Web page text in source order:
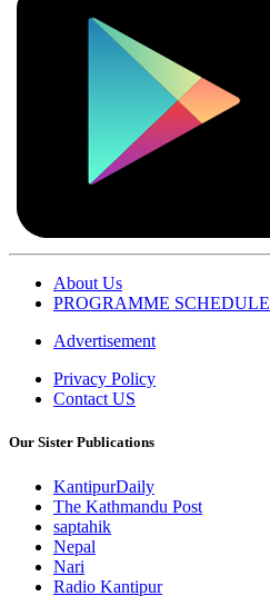
About Us
PROGRAMME SCHEDULE
Advertisement
Privacy Policy
Contact US
Our Sister Publications
KantipurDaily
The Kathmandu Post
saptahik
Nepal
Nari
Radio Kantipur